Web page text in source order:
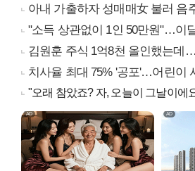
아내 가출하자 성매매女 불러 음
"소득 상관없이 1인 50만원"…이
김원훈 주식 1억8천 올인했는데
치사율 최대 75% '공포'…어린이
"오래 참았죠? 자, 오늘이 그날이에